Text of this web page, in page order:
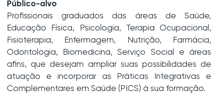
Público-alvo
Profissionais graduados das áreas de Saúde,
Educação Física, Psicologia, Terapia Ocupacional,
Fisioterapia, Enfermagem, Nutrição, Farmácia,
Odontologia, Biomedicina, Serviço Social e áreas
afins, que desejam ampliar suas possibilidades de
atuação e incorporar as Práticas Integrativas e
Complementares em Saúde (PICS) à sua formação.